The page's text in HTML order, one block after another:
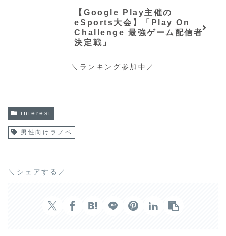
【Google Play主催の
eSports大会】「Play On
Challenge 最強ゲーム配信者
決定戦」
＼ランキング参加中／
interest
男性向けラノベ
＼シェアする／